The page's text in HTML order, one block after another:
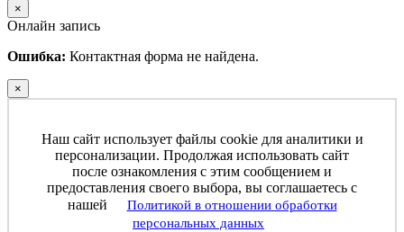
×
Онлайн запись
Ошибка: Контактная форма не найдена.
×
Наш сайт использует файлы cookie для аналитики и
персонализации. Продолжая использовать сайт
после ознакомления с этим сообщением и
предоставления своего выбора, вы соглашаетесь с
нашей
Политикой в отношении обработки
персональных данных